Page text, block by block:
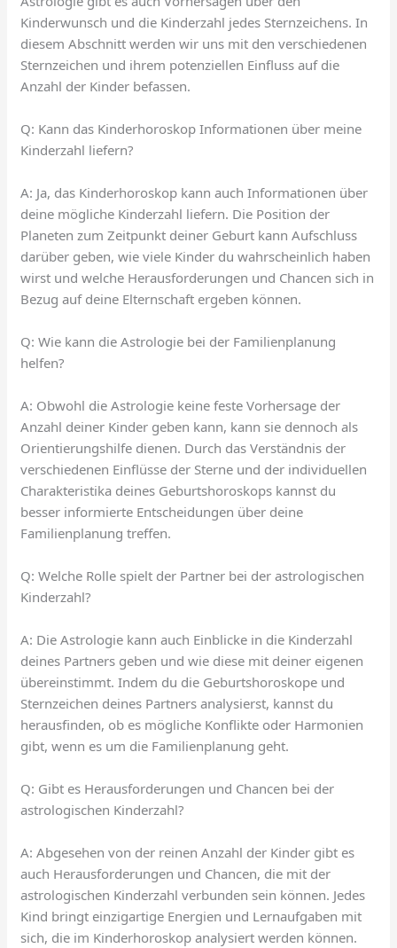
Kinderwunsch und die Kinderzahl jedes Sternzeichens. In
diesem Abschnitt werden wir uns mit den verschiedenen
Sternzeichen und ihrem potenziellen Einfluss auf die
Anzahl der Kinder befassen.
Q: Kann das Kinderhoroskop Informationen über meine
Kinderzahl liefern?
A: Ja, das Kinderhoroskop kann auch Informationen über
deine mögliche Kinderzahl liefern. Die Position der
Planeten zum Zeitpunkt deiner Geburt kann Aufschluss
darüber geben, wie viele Kinder du wahrscheinlich haben
wirst und welche Herausforderungen und Chancen sich in
Bezug auf deine Elternschaft ergeben können.
Q: Wie kann die Astrologie bei der Familienplanung
helfen?
A: Obwohl die Astrologie keine feste Vorhersage der
Anzahl deiner Kinder geben kann, kann sie dennoch als
Orientierungshilfe dienen. Durch das Verständnis der
verschiedenen Einflüsse der Sterne und der individuellen
Charakteristika deines Geburtshoroskops kannst du
besser informierte Entscheidungen über deine
Familienplanung treffen.
Q: Welche Rolle spielt der Partner bei der astrologischen
Kinderzahl?
A: Die Astrologie kann auch Einblicke in die Kinderzahl
deines Partners geben und wie diese mit deiner eigenen
übereinstimmt. Indem du die Geburtshoroskope und
Sternzeichen deines Partners analysierst, kannst du
herausfinden, ob es mögliche Konflikte oder Harmonien
gibt, wenn es um die Familienplanung geht.
Q: Gibt es Herausforderungen und Chancen bei der
astrologischen Kinderzahl?
A: Abgesehen von der reinen Anzahl der Kinder gibt es
auch Herausforderungen und Chancen, die mit der
astrologischen Kinderzahl verbunden sein können. Jedes
Kind bringt einzigartige Energien und Lernaufgaben mit
sich, die im Kinderhoroskop analysiert werden können.